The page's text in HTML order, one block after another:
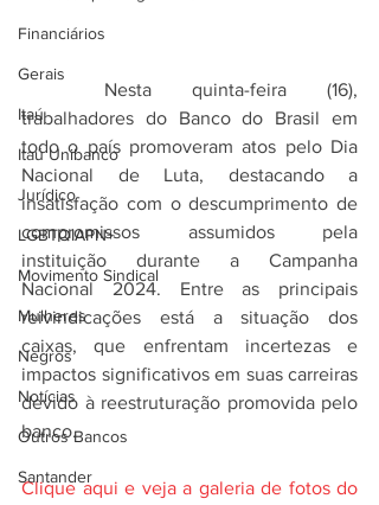
Financiários
Gerais
Itaú
Itaú Unibanco
Jurídico
LGBTQIAPN+
Movimento Sindical
Mulheres
Negros
Notícias
Outros Bancos
Santander
trabalhadores do Banco do Brasil em
todo o país promoveram atos pelo Dia
Nacional de Luta, destacando a
insatisfação com o descumprimento de
compromissos assumidos pela
instituição durante a Campanha
Nacional 2024. Entre as principais
reivindicações está a situação dos
caixas, que enfrentam incertezas e
impactos significativos em suas carreiras
devido à reestruturação promovida pelo
banco.
Clique aqui e veja a galeria de fotos do